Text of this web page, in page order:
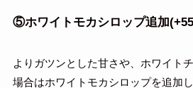
⑤ホワイトモカシロップ追加
よりガツンとした甘さや、ホワイト
場合はホワイトモカシロップを追加し